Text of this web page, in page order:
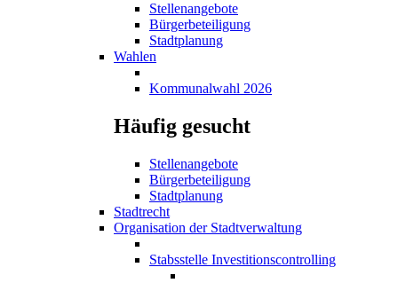
Stellenangebote
Bürgerbeteiligung
Stadtplanung
Wahlen
Kommunalwahl 2026
Häufig gesucht
Stellenangebote
Bürgerbeteiligung
Stadtplanung
Stadtrecht
Organisation der Stadtverwaltung
Stabsstelle Investitionscontrolling